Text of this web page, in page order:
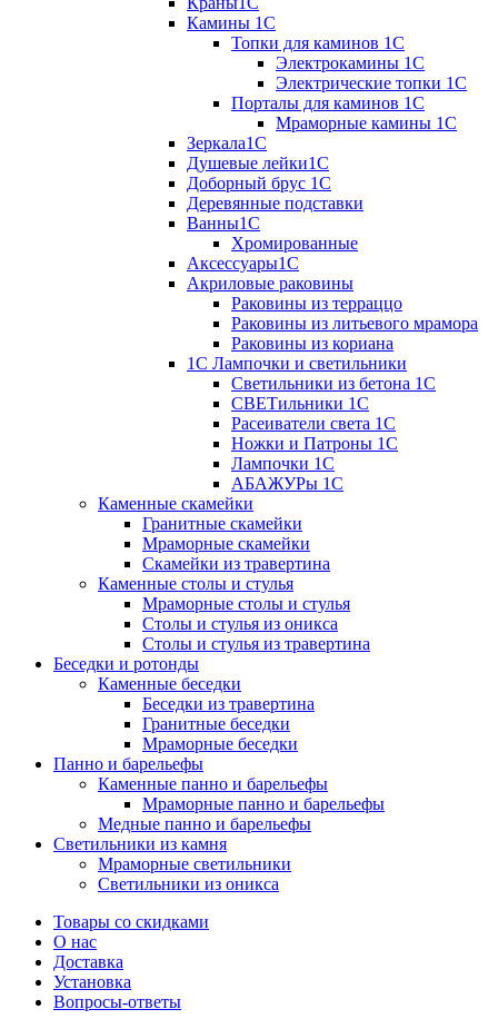
Камины 1C
Топки для каминов 1C
Электрокамины 1С
Электрические топки 1C
Порталы для каминов 1С
Мраморные камины 1C
Зеркала1С
Душевые лейки1С
Доборный брус 1С
Деревянные подставки
Ванны1С
Хромированные
Аксессуары1С
Акриловые раковины
Раковины из терраццо
Раковины из литьевого мрамора
Раковины из кориана
1С Лампочки и светильники
Светильники из бетона 1С
СВЕТильники 1С
Расеиватели света 1С
Ножки и Патроны 1С
Лампочки 1С
АБАЖУРы 1С
Каменные скамейки
Гранитные скамейки
Мраморные скамейки
Скамейки из травертина
Каменные столы и стулья
Мраморные столы и стулья
Столы и стулья из оникса
Столы и стулья из травертина
Беседки и ротонды
Каменные беседки
Беседки из травертина
Гранитные беседки
Мраморные беседки
Панно и барельефы
Каменные панно и барельефы
Мраморные панно и барельефы
Медные панно и барельефы
Светильники из камня
Мраморные светильники
Светильники из оникса
Товары со скидками
О нас
Доставка
Установка
Вопросы-ответы